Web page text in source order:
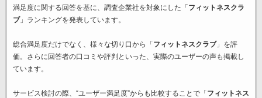
満足度に関する回答を基に、調査企業社を対象にした「 フィットネスクラ
ブ」ランキングを発表しています。
総合満足度だけでなく、様々な切り口から「 フィットネスクラブ」を評
価。さらに回答者の口コミや評判といった、実際のユーザーの声も掲載し
ています。
サービス検討の際、“ユーザー満足度”からも比較することで「 フィットネス